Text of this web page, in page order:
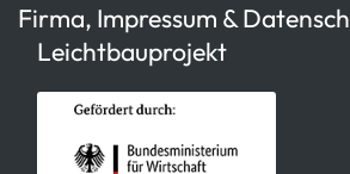
Firma, Impressum &
Leichtbauprojekt